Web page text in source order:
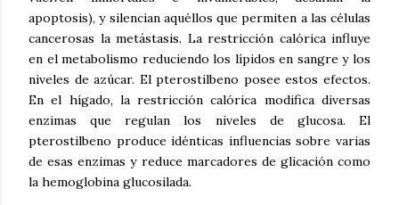
apoptosis), y silencian aquéllos que permiten a las células
cancerosas la metástasis. La restricción calórica influye
en el metabolismo reduciendo los lípidos en sangre y los
niveles de azúcar. El pterostilbeno posee estos efectos.
En el hígado, la restricción calórica modifica diversas
enzimas que regulan los niveles de glucosa. El
pterostilbeno produce idénticas influencias sobre varias
de esas enzimas y reduce marcadores de glicación como
la hemoglobina glucosilada.